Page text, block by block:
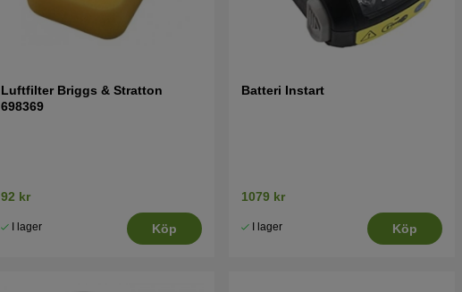
Luftfilter Briggs & Stratton
698369
92 kr
I lager Köp
Batteri Instart
1079 kr
I lager Köp